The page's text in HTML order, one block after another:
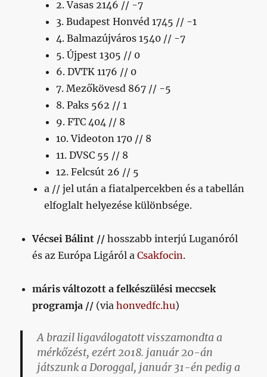
2. Vasas 2146 // -7
3. Budapest Honvéd 1745 // -1
4. Balmazújváros 1540 // -7
5. Újpest 1305 // 0
6. DVTK 1176 // 0
7. Mezőkövesd 867 // -5
8. Paks 562 // 1
9. FTC 404 // 8
10. Videoton 170 // 8
11. DVSC 55 // 8
12. Felcsút 26 // 5
a // jel után a fiatalpercekben és a tabellán
elfoglalt helyezése különbsége.
Vécsei Bálint //hosszabb interjú Luganóról
és az Európa Ligáról aCsakfocin.
máris változott a felkészülési meccsek
programja // (viahonvedfc.hu)
A brazil ligaválogatott visszamondta a
mérkőzést, ezért 2018. január 20-án
játszunk a Doroggal, január 31-én pedig a